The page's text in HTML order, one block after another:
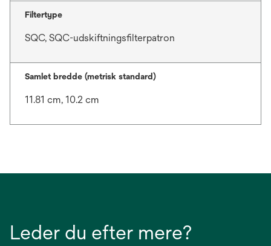
Filtertype
SQC, SQC-udskiftningsfilterpatron
Samlet bredde (metrisk standard)
11.81 cm, 10.2 cm
Leder du efter mere?